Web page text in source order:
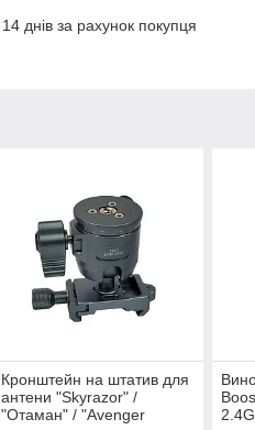
днів за рахунок покупця
Кронштейн на штатив для
антени "Skyrazor" /
"Отаман" / "Avenger